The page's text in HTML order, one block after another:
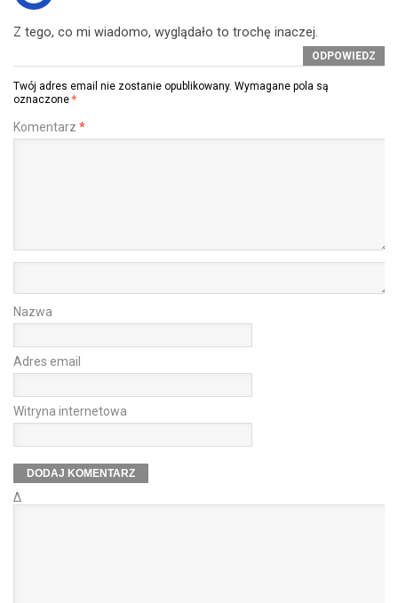
Z tego, co mi wiadomo, wyglądało to trochę inaczej.
ODPOWIEDZ
Twój adres email nie zostanie opublikowany. Wymagane pola są
oznaczone *
Komentarz *
Nazwa
Adres email
Witryna internetowa
Δ